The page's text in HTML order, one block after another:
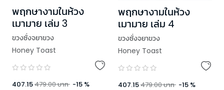
พฤกษางามในห้วง
เมามาย เล่ม 3
ขวงซั่งจยาขวง
Honey Toast
407.15479.00บาท -15 %
พฤกษางามในห้วง
เมามาย เล่ม 4
ขวงซั่งจยาขวง
Honey Toast
407.15479.00บาท -15 %